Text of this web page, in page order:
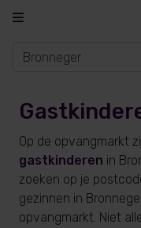
Op de opvangmarkt
gastkinderen in
zoeken op je
gezinnen in
opvangmarkt. Niet